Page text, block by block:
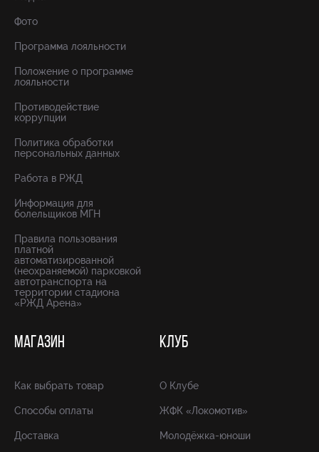
Фото
Программа лояльности
Положение о программе
лояльности
Противодействие
коррупции
Политика обработки
персональных данных
Работа в РЖД
Информация для
болельщиков МГН
Правила пользования
платной
автоматизированной
(неохраняемой) парковкой
автотранспорта на
территории стадиона
«РЖД Арена»
МАГАЗИН
Как выбрать товар
Способы оплаты
Доставка
КЛУБ
О Клубе
ЖФК «Локомотив»
Молодёжка-юноши